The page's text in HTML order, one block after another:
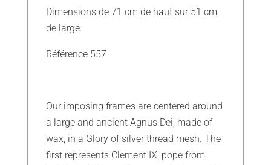
Dimensions de 71 cm de haut sur 51 cm
de large.
Référence 557
Our imposing frames are centered around
a large and ancient Agnus Dei, made of
wax, in a Glory of silver thread mesh. The
first represents Clement IX, pope from